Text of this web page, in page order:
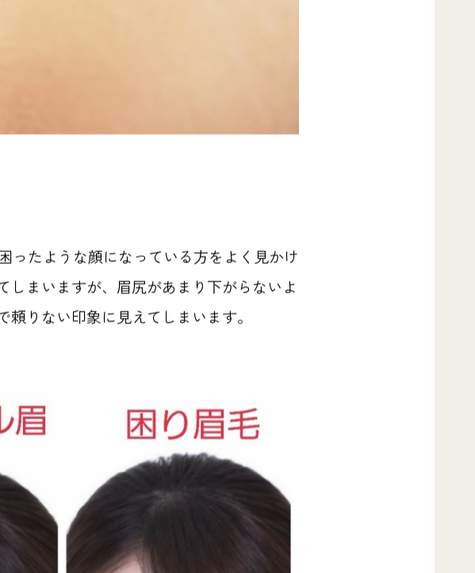
ったような顔になっている方をよく見かけ
しまいますが、眉尻があまり下がらないよ
りない印象に見えてしまいます。